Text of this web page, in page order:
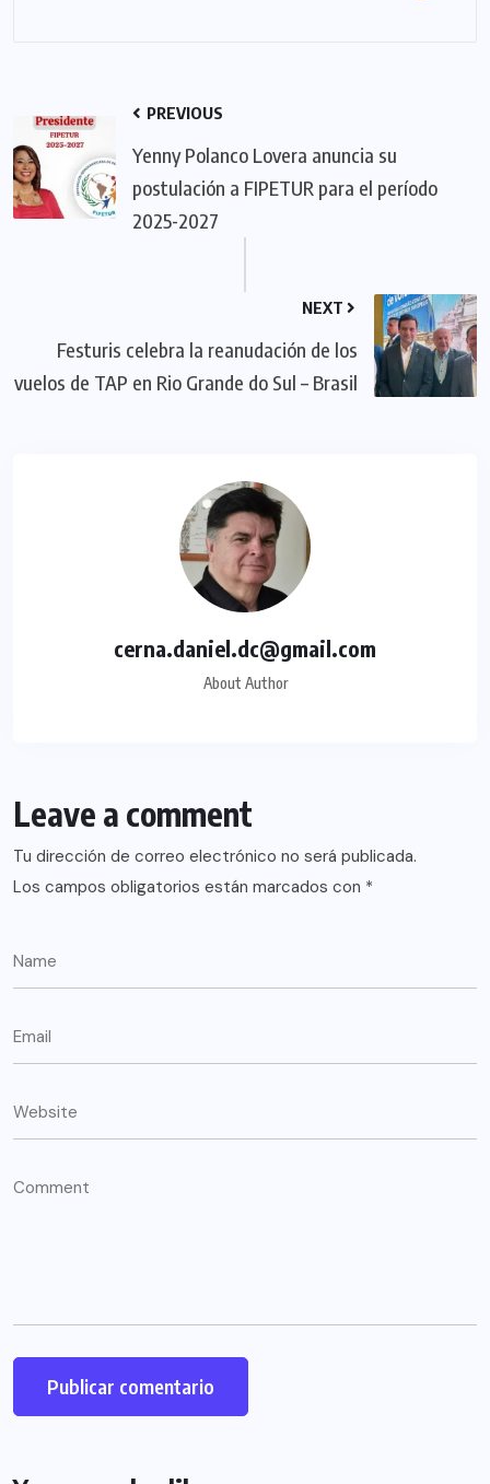
PREVIOUS
Yenny Polanco Lovera anuncia su
postulación a FIPETUR para el período
2025-2027
NEXT
Festuris celebra la reanudación de los
vuelos de TAP en Rio Grande do Sul – Brasil
cerna.daniel.dc@gmail.com
About Author
Leave a comment
Tu dirección de correo electrónico no será publicada.
Los campos obligatorios están marcados con *